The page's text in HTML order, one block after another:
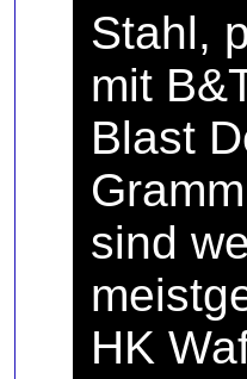
Stahl,
mit
Blast
sind
HK